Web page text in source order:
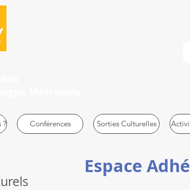
? Conférences Sorties Culturelles
Espace